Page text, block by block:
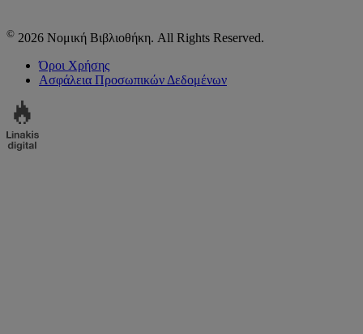
© 2026 Νομική Βιβλιοθήκη. All Rights Reserved.
Όροι Χρήσης
Ασφάλεια Προσωπικών Δεδομένων